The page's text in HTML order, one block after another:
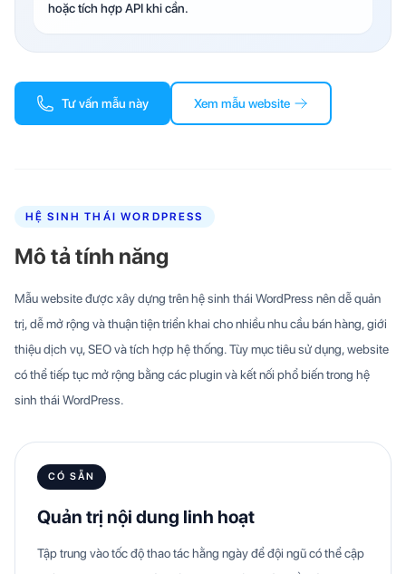
hoặc tích hợp API khi cần.
Tư vấn mẫu này Xem mẫu website
HỆ SINH THÁI WORDPRESS
Mô tả tính năng
Mẫu website được xây dựng trên hệ sinh thái WordPress nên dễ quản
trị, dễ mở rộng và thuận tiện triển khai cho nhiều nhu cầu bán hàng, giới
thiệu dịch vụ, SEO và tích hợp hệ thống. Tùy mục tiêu sử dụng, website
có thể tiếp tục mở rộng bằng các plugin và kết nối phổ biến trong hệ
sinh thái WordPress.
CÓ SẴN
Quản trị nội dung linh hoạt
Tập trung vào tốc độ thao tác hằng ngày để đội ngũ có thể cập